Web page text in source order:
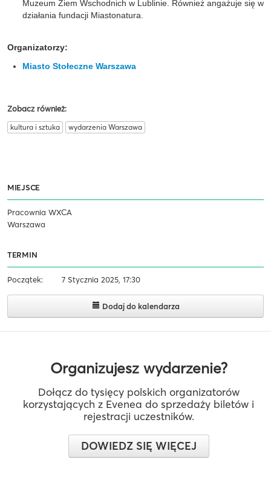
Muzeum Ziem Wschodnich w Lublinie. Również angażuje się w
działania fundacji Miastonatura.
Organizatorzy:
Miasto Stołeczne Warszawa
Zobacz również:
kultura i sztuka wydarzenia Warszawa
MIEJSCE
Pracownia WXCA
Warszawa
TERMIN
Początek: 7 Stycznia 2025, 17:30
Dodaj do kalendarza
Organizujesz wydarzenie?
Dołącz do tysięcy polskich organizatorów
korzystających z Evenea do sprzedaży biletów i
rejestracji uczestników.
DOWIEDZ SIĘ WIĘCEJ